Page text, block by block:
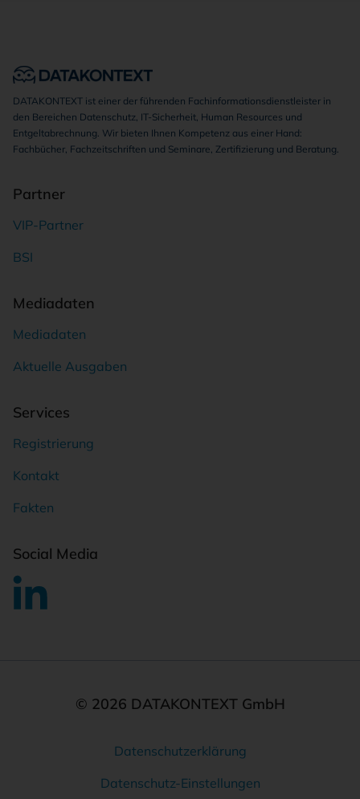
DATAKONTEXT ist einer der führenden Fachinformationsdienstleister in
den Bereichen Datenschutz, IT-Sicherheit, Human Resources und
Entgeltabrechnung. Wir bieten Ihnen Kompetenz aus einer Hand:
Fachbücher, Fachzeitschriften und Seminare, Zertifizierung und Beratung.
Partner
VIP-Partner
BSI
Mediadaten
Mediadaten
Aktuelle Ausgaben
Services
Registrierung
Kontakt
Fakten
Social Media
© 2026 DATAKONTEXT GmbH
Datenschutzerklärung
Datenschutz-Einstellungen